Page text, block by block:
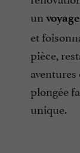
un
et
pièce,
plongée
unique.